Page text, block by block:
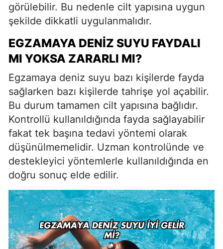
görülebilir. Bu nedenle cilt yapısına uygun
şekilde dikkatli uygulanmalıdır.
EGZAMAYA DENIZ SUYU FAYDALI
MI YOKSA ZARARLI MI?
Egzamaya deniz suyu bazı kişilerde fayda
sağlarken bazı kişilerde tahrişe yol açabilir.
Bu durum tamamen cilt yapısına bağlıdır.
Kontrollü kullanıldığında fayda sağlayabilir
fakat tek başına tedavi yöntemi olarak
düşünülmemelidir. Uzman kontrolünde ve
destekleyici yöntemlerle kullanıldığında en
doğru sonuç elde edilir.